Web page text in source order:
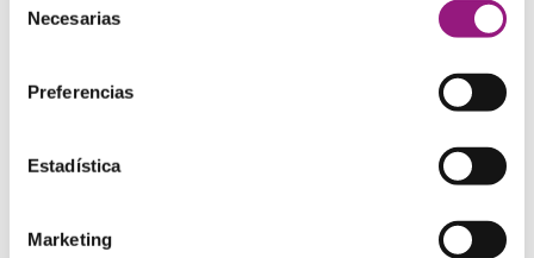
Necesarias
Preferencias
Estadística
Marketing